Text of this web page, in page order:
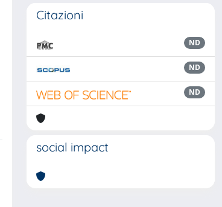
Citazioni
ND
ND
ND
social impact